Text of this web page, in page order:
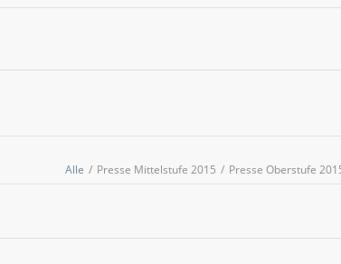
Alle / Presse Mittelstufe 2015 / Presse Oberstufe